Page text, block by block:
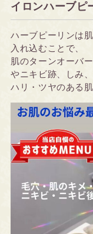
イロンハーブピ
ハーブピーリンは
入れ込むことで、
肌のターンオーバ
やニキビ跡、しみ
ハリ・ツヤのある